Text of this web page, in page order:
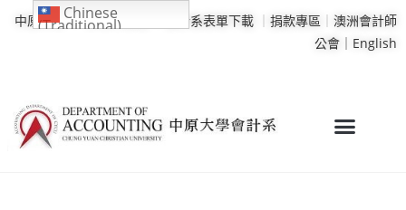
中原大學｜學校行事曆 會計系表單下載 ｜ 捐款專區 ｜ 澳洲會計師
公會｜ English
Chinese
(Traditional)